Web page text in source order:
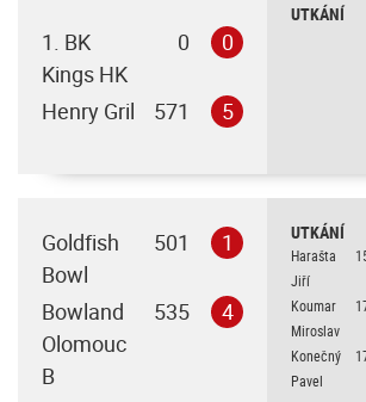
1. BK
Kings HK
0 0
Henry Gril 571 5
UTKÁNÍ
Goldfish
Bowl
501 1
Bowland
Olomouc
B
535 4
UTKÁNÍ
Harašta
Jiří
Koumar
Miroslav
Konečný
Pavel